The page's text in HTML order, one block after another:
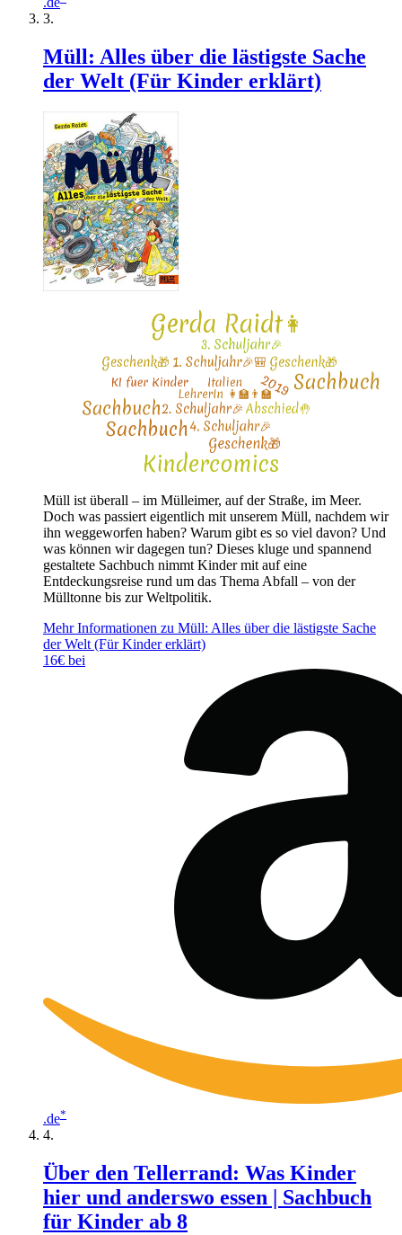
Müll: Alles über die lästigste Sache
der Welt (Für Kinder erklärt)
Müll ist überall – im Mülleimer, auf der Straße, im Meer.
Doch was passiert eigentlich mit unserem Müll, nachdem wir
ihn weggeworfen haben? Warum gibt es so viel davon? Und
was können wir dagegen tun? Dieses kluge und spannend
gestaltete Sachbuch nimmt Kinder mit auf eine
Entdeckungsreise rund um das Thema Abfall – von der
Mülltonne bis zur Weltpolitik.
Mehr Informationen zu Müll: Alles über die lästigste Sache
der Welt (Für Kinder erklärt)
16€ bei
.de*
Über den Tellerrand: Was Kinder
hier und anderswo essen | Sachbuch
für Kinder ab 8